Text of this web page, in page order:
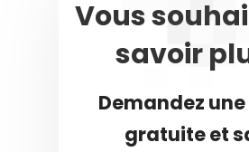
Vous
savoir
Demandez
gratuite et